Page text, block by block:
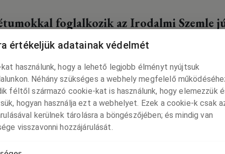
foglalkozik az Irodalmi Szemle
az Új Szóban
foglalkozik az Irodalmi Szemle júniusi száma. Havran Kati
terjedelemben az Új Szó online felületén olvasható.
06. 09.
Ünnepi Könyvhéten
értékeljük adatainak védelmét
használunk, hogy a lehető legjobb élményt nyújtsuk
Néhány szükséges a webhely megfelelő
féltől származó cookie-kat is használunk, hogy elemezzük
hogyan használja ezt a webhelyet. Ezek a cookie-k csak
kerülnek tárolásra a böngészőjében; és mindig van
visszavonni hozzájárulását.